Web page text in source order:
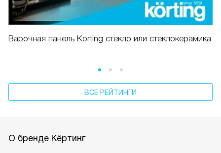
Варочная панель Korting стекло или стеклокерамика
ВСЕ РЕЙТИНГИ
О бренде Кёртинг